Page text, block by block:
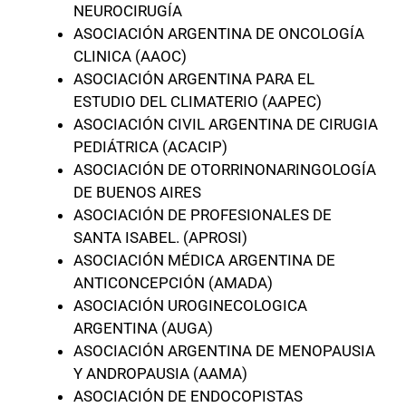
NEUROCIRUGÍA
ASOCIACIÓN ARGENTINA DE ONCOLOGÍA
CLINICA (AAOC)
ASOCIACIÓN ARGENTINA PARA EL
ESTUDIO DEL CLIMATERIO (AAPEC)
ASOCIACIÓN CIVIL ARGENTINA DE CIRUGIA
PEDIÁTRICA (ACACIP)
ASOCIACIÓN DE OTORRINONARINGOLOGÍA
DE BUENOS AIRES
ASOCIACIÓN DE PROFESIONALES DE
SANTA ISABEL. (APROSI)
ASOCIACIÓN MÉDICA ARGENTINA DE
ANTICONCEPCIÓN (AMADA)
ASOCIACIÓN UROGINECOLOGICA
ARGENTINA (AUGA)
ASOCIACIÓN ARGENTINA DE MENOPAUSIA
Y ANDROPAUSIA (AAMA)
ASOCIACIÓN DE ENDOCOPISTAS